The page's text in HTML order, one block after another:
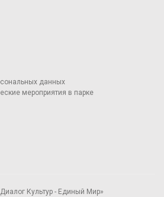
данных
мероприятия в парке
Культур - Единый Мир»